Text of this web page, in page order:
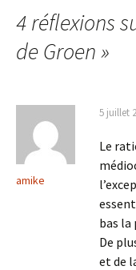
des
articles
4 réflexions
de Groen»
amike
5 juillet
Le
bas la
De
et de